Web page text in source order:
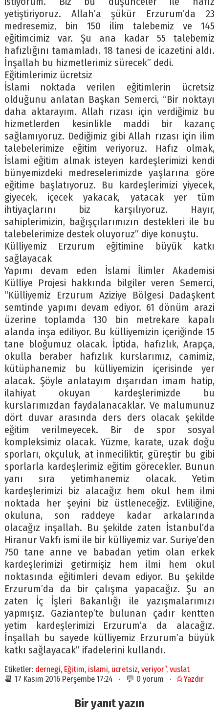
yetiştiriyoruz. Allah’a şükür Erzurum’da 23
medresemiz, bin 150 ilim talebemiz ve 145
eğitimcimiz var. Şu ana kadar 55 talebemiz
hafızlığını tamamladı, 18 tanesi de icazetini aldı.
İnşallah bu hizmetlerimiz sürecek” dedi.
Eğitimlerimiz ücretsiz
İslami noktada verilen eğitimlerin ücretsiz
olduğunu anlatan Başkan Semerci, “Bir noktayı
daha aktarayım. Allah rızası için verdiğimiz bu
hizmetlerden kesinlikle maddi bir kazanç
sağlamıyoruz. Dediğimiz gibi Allah rızası için ilim
talebelerimize eğitim veriyoruz. Hafız olmak,
İslami eğitim almak isteyen kardeşlerimizi kendi
bünyemizdeki medreselerimizde yaşlarına göre
eğitime başlatıyoruz. Bu kardeşlerimizi yiyecek,
giyecek, içecek yakacak, yatacak yer tüm
ihtiyaçlarını biz karşılıyoruz. Hayır,
sahiplerimizin, bağışçılarımızın destekleri ile bu
talebelerimize destek oluyoruz” diye konuştu.
Külliyemiz Erzurum eğitimine büyük katkı
sağlayacak
Yapımı devam eden İslami İlimler Akademisi
Külliye Projesi hakkında bilgiler veren Semerci,
“Külliyemiz Erzurum Aziziye Bölgesi Dadaşkent
semtinde yapımı devam ediyor. 61 dönüm arazi
üzerine toplamda 130 bin metrekare kapalı
alanda inşa ediliyor. Bu külliyemizin içeriğinde 15
tane bloğumuz olacak. İptida, hafızlık, Arapça,
okulla beraber hafızlık kurslarımız, camimiz,
kütüphanemiz bu külliyemizin içerisinde yer
alacak. Şöyle anlatayım dışarıdan imam hatip,
ilahiyat okuyan kardeşlerimizde bu
kurslarımızdan faydalanacaklar. Ve malumunuz
dört duvar arasında ders ders olacak şekilde
eğitim verilmeyecek. Bir de spor sosyal
kompleksimiz olacak. Yüzme, karate, uzak doğu
sporları, okçuluk, at inmeciliktir, güreştir bu gibi
sporlarla kardeşlerimiz eğitim görecekler. Bunun
yanı sıra yetimhanemiz olacak. Yetim
kardeşlerimizi biz alacağız hem okul hem ilmi
noktada her şeyini biz üstleneceğiz. Evliliğine,
okuluna, son raddeye kadar arkalarında
olacağız inşallah. Bu şekilde zaten İstanbul’da
Hiranur Vakfı ismi ile bir külliyemiz var. Suriye’den
750 tane anne ve babadan yetim olan erkek
kardeşlerimizi getirmişiz hem ilmi hem okul
noktasında eğitimleri devam ediyor. Bu şekilde
Erzurum’da da bir çalışma yapacağız. Şu an
zaten İç İşleri Bakanlığı ile yazışmalarımızı
yapmışız. Gaziantep’te bulunan çadır kentten
yetim kardeşlerimizi Erzurum’a da alacağız.
İnşallah bu sayede külliyemiz Erzurum’a büyük
katkı sağlayacak” ifadelerini kullandı.
Etiketler: dernegi, Eğitim, islami, ücretsiz, veriyor”, vuslat
📆 17 Kasım 2016 Perşembe 17:24 · 💬 0 yorum · ⎙ Yazdır
Bir yanıt yazın